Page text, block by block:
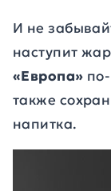
И не
наступит
«Европа»
также
напитка.